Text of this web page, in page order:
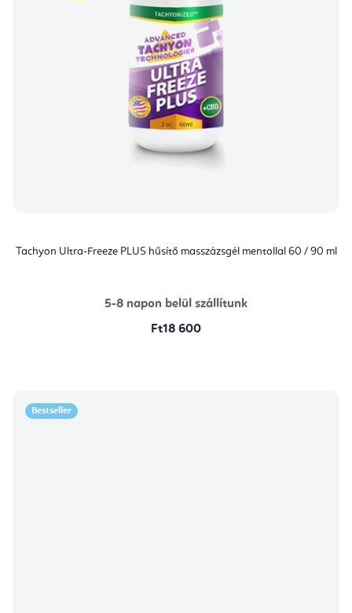
Tachyon Ultra-Freeze PLUS hűsítő masszázsgél mentollal 60 / 90 ml
5-8 napon belül szállítunk
Ft18 600
Bestseller